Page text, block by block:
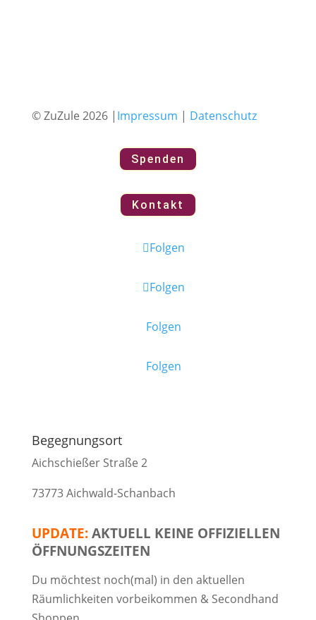
© ZuZule 2026 | Impressum | Datenschutz
Spenden
Kontakt
Folgen
Folgen
Folgen
Folgen
Begegnungsort
Aichschießer Straße 2
73773 Aichwald-Schanbach
UPDATE: AKTUELL KEINE OFFIZIELLEN
ÖFFNUNGSZEITEN
Du möchtest noch(mal) in den aktuellen
Räumlichkeiten vorbeikommen & Secondhand